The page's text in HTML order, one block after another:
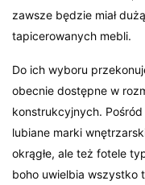
zawsze będzie miał
tapicerowanych mebli.
Do ich wyboru
obecnie dostępne w
konstrukcyjnych.
lubiane marki
okrągłe, ale też fotele
boho uwielbia wszystko